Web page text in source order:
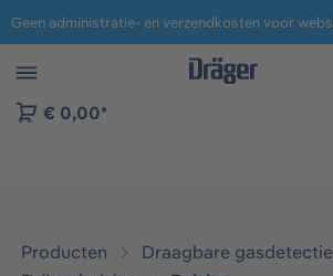
naar navigatie B2B-platform
€ 0,00*
Producten
Draagbare gasdetectie